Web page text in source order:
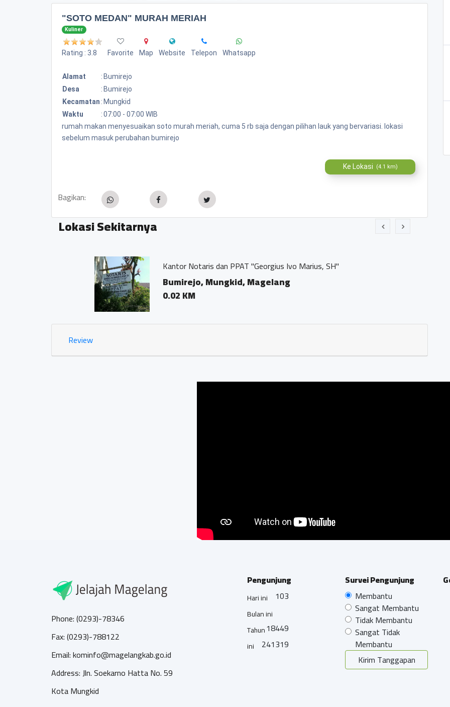
"SOTO MEDAN" MURAH MERIAH
Kuliner
Rating : 3.8 Favorite Map Website Telepon Whatsapp
Alamat : Bumirejo
Desa
: Bumirejo
Kecamatan : Mungkid
Waktu
:07:00 - 07:00 WIB
rumah makan menyesuaikan soto murah meriah, cuma 5 rb saja dengan pilihan lauk yang bervariasi. lokasi
sebelum masuk perubahan bumirejo
Ke Lokasi (4.1 km)
Bagikan:
Lokasi Sekitarnya
Kantor Notaris dan PPAT "Georgius Ivo Marius, SH"
Bumirejo, Mungkid, Magelang
0.02 KM
Review
Phone: (0293)-78346
Fax: (0293)-788122
Email: kominfo@magelangkab.go.id
Address: Jln. Soekarno Hatta No. 59
Kota Mungkid
Pengunjung
Hari ini 103
Bulan ini
18449
Tahun
ini
241319
Survei Pengunjung
Membantu
Sangat Membantu
Tidak Membantu
Sangat Tidak
Membantu
Kirim Tanggapan